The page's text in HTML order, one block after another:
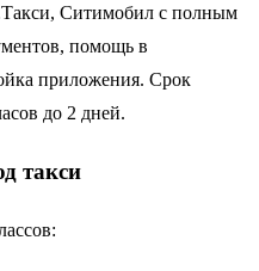
Ситимобил с полным
помощь в
приложения. Срок
до 2 дней.
такси